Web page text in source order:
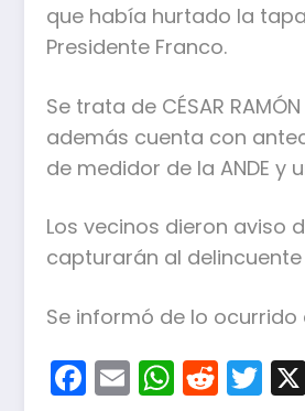
que había hurtado la
Presidente Franco.
Se trata de CÉSAR
además cuenta con
de medidor de la ANDE y
Los vecinos dieron aviso
capturarán al
Se informó de lo
Facebook
Email